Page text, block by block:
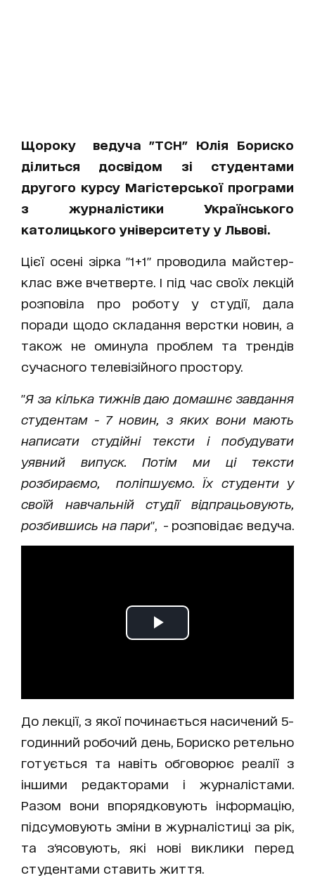
Щороку ведуча "ТСН" Юлія Бориско
ділиться досвідом зі студентами
другого курсу Магістерської програми
з журналістики Українського
католицького університету у Львові.
Цієї осені зірка "1+1" проводила майстер-
клас вже вчетверте. І під час своїх лекцій
розповіла про роботу у студії, дала
поради щодо складання верстки новин, а
також не оминула проблем та трендів
сучасного телевізійного простору.
"Я за кілька тижнів даю домашнє завдання
студентам - 7 новин, з яких вони мають
написати студійні тексти і побудувати
уявний випуск. Потім ми ці тексти
розбираємо, поліпшуємо. Їх студенти у
своїй навчальній студії відпрацьовують,
розбившись на пари", - розповідає ведуча.
До лекції, з якої починається насичений 5-
годинний робочий день, Бориско ретельно
готується та навіть обговорює реалії з
іншими редакторами і журналістами.
Разом вони впорядковують інформацію,
підсумовують зміни в журналістиці за рік,
та з‘ясовують, які нові виклики перед
студентами ставить життя.